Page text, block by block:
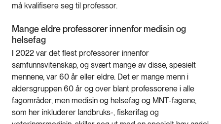
må kvalifisere seg til professor.
Mange eldre professorer innenfor medisin og
helsefag
I 2022 var det flest professorer innenfor
samfunnsvitenskap, og svært mange av disse, spesielt
mennene, var 60 år eller eldre. Det er mange menn i
aldersgruppen 60 år og over blant professorene i alle
fagområder, men medisin og helsefag og MNT-fagene,
som her inkluderer landbruks-, fiskerifag og